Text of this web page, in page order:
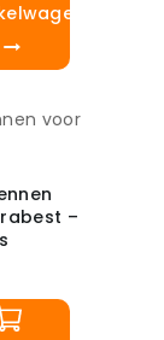
–